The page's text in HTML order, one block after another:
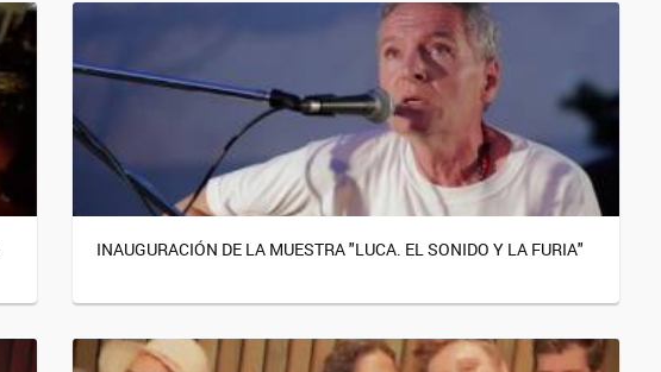
INAUGURACIÓN DE LA MUESTRA "LUCA. EL SONIDO Y LA FURIA"